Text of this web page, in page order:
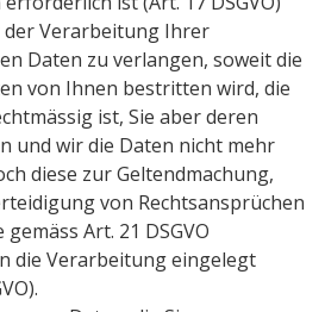
der Verarbeitung Ihrer
Daten zu verlangen, soweit die
von Ihnen bestritten wird, die
ist, Sie aber deren
und wir die Daten nicht mehr
diese zur Geltendmachung,
von Rechtsansprüchen
Art. 21 DSGVO
die Verarbeitung eingelegt